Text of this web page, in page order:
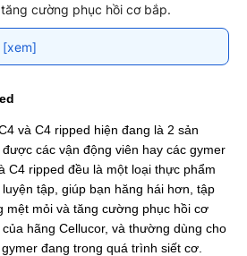
cường phục hồi cơ bắp.
[xem]
và C4 ripped hiện đang là 2 sản
các vận động viên hay các gymer
C4 ripped đều là một loại thực phẩm
tập, giúp bạn hăng hái hơn, tập
mệt mỏi và tăng cường phục hồi cơ
hãng Cellucor, và thường dùng cho
đang trong quá trình siết cơ.